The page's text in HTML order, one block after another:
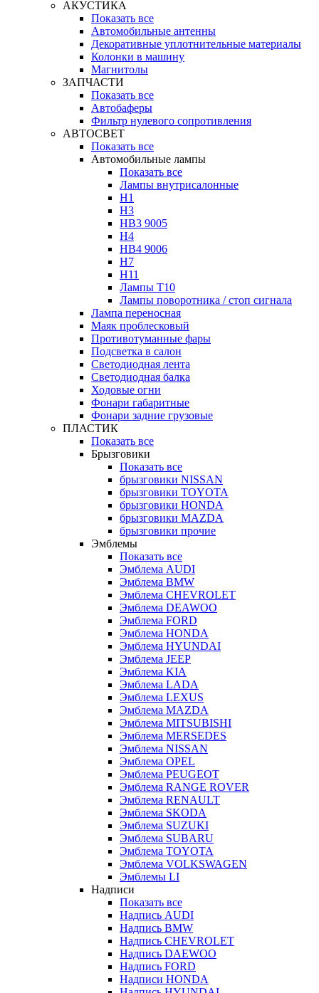
АКУСТИКА
Показать все
Автомобильные антенны
Декоративные уплотнительные материалы
Колонки в машину
Магнитолы
ЗАПЧАСТИ
Показать все
Автобаферы
Фильтр нулевого сопротивления
АВТОСВЕТ
Показать все
Автомобильные лампы
Показать все
Лампы внутрисалонные
H1
H3
HB3 9005
H4
HB4 9006
H7
H11
Лампы Т10
Лампы поворотника / стоп сигнала
Лампа переносная
Маяк проблесковый
Противотуманные фары
Подсветка в салон
Светодиодная лента
Светодиодная балка
Ходовые огни
Фонари габаритные
Фонари задние грузовые
ПЛАСТИК
Показать все
Брызговики
Показать все
брызговики NISSAN
брызговики TOYOTA
брызговики HONDA
брызговики MAZDA
брызговики прочие
Эмблемы
Показать все
Эмблема AUDI
Эмблема BMW
Эмблема CHEVROLET
Эмблема DEAWOO
Эмблема FORD
Эмблема HONDA
Эмблема HYUNDAI
Эмблема JEEP
Эмблема KIA
Эмблема LADA
Эмблема LEXUS
Эмблема MAZDA
Эмблема MITSUBISHI
Эмблема MERSEDES
Эмблема NISSAN
Эмблема OPEL
Эмблема PEUGEOT
Эмблема RANGE ROVER
Эмблема RENAULT
Эмблема SKODA
Эмблема SUZUKI
Эмблема SUBARU
Эмблема TOYOTA
Эмблема VOLKSWAGEN
Эмблемы LI
Надписи
Показать все
Надпись AUDI
Надпись BMW
Надпись CHEVROLET
Надпись DAEWOO
Надпись FORD
Надписи HONDA